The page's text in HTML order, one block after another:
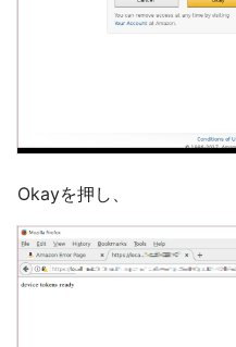
Okayを押し、